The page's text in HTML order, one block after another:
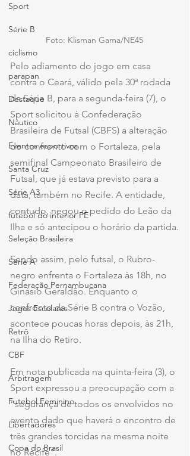
Sport
Série B
ciclismo
parapan
Destaque
Náutico
Eventos esportivos
Santa Cruz
Série A3
futebol do interior PE
Seleção Brasileira
Série A
Federação Pernambucana
Jogos Escolares
Retrô
CBF
Arbitragem
Futebol Feminino
Libertadores
Copa do Brasil
Foto: Klisman Gama/NE45
Pelo adiamento do jogo em casa
contra o Ceará, válido pela 30ª rodada
da Série B, para a segunda-feira (7), o
Sport solicitou à Confederação
Brasileira de Futsal (CBFS) a alteração
do confronto com o Fortaleza, pela
semifinal Campeonato Brasileiro de
Futsal, que já estava previsto para a
data, também no Recife. A entidade,
contudo, negou o pedido do Leão da
Ilha e só antecipou o horário da partida.
Sendo assim, pelo futsal, o Rubro-
negro enfrenta o Fortaleza às 18h, no
Ginásio Geraldão. Enquanto o
confronto da Série B contra o Vozão,
acontece poucas horas depois, às 21h,
na Ilha do Retiro.
Em nota publicada na quinta-feira (3), o
Sport expressou a preocupação com a
“segurança de todos os envolvidos no
evento dado que haverá o encontro de
três grandes torcidas na mesma noite
no Recife”.